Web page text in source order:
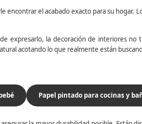
el acabado exacto para su hogar.
expresarlo, la decoración de interiores no
acotando lo que realmente están
Papel pintado para cocinas y